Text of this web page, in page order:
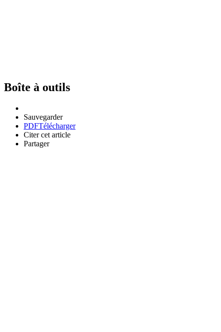
Boîte à outils
Sauvegarder
PDFTélécharger
Citer cet article
Partager